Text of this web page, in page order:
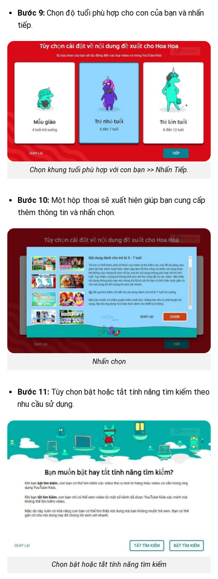
Bước 9:Chọn độ tuổi phù hợp cho con của bạn và nhấn
tiếp.
Chọn khung tuổi phù hợp với con bạn >> Nhấn Tiếp.
Bước 10:Một hộp thoại sẽ xuất hiện giúp bạn cung cấp
thêm thông tin và nhấn chọn.
Nhấn chọn
Bước 11:Tùy chọn bật hoặc tắt tính năng tìm kiếm theo
nhu cầu sử dụng.
Chọn bật hoặc tắt tính năng tìm kiếm